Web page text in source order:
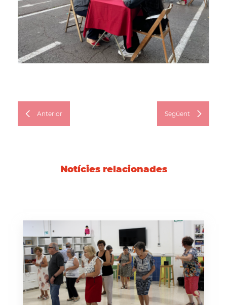
Anterior Següent
Notícies relacionades